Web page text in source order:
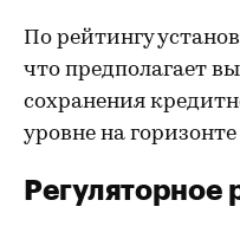
По рейтингу
что предполагает
сохранения
уровне на горизонте
Регуляторное